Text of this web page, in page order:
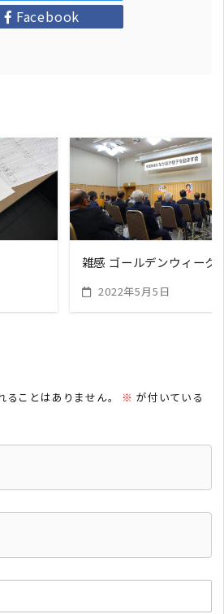
Facebook
READ MORE
雑感 ゴールデンウィーク
2022年5月5日
ことはありません。 ※ が付いている